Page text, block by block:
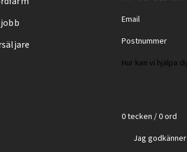
0 tecken / 0 ord
Jag godkänner